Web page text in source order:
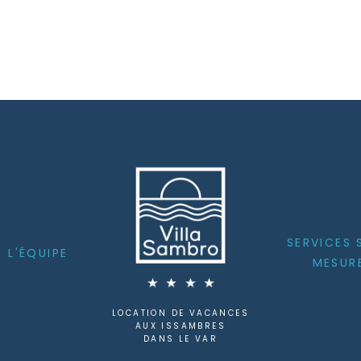
LOCATION DE VACANCES
AUX ISSAMBRES
DANS LE VAR
L'ÉQUIPE
SERVICES